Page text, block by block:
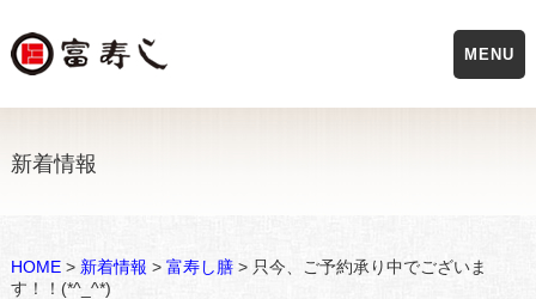
新着情報
HOME> 新着情報 > 富寿し膳> 只今、ご予約承り中でございま
す！！(*^_^*)
MENU